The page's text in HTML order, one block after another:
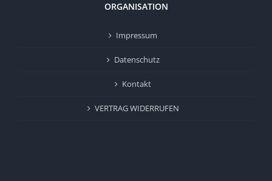
ORGANISATION
Impressum
Datenschutz
Kontakt
VERTRAG WIDERRUFEN